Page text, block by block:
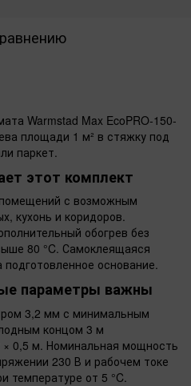
Warmstad Max EcoPRO-150-
площади 1 м² в стяжку под
паркет.
этот комплект
с возможным
кухонь и коридоров.
обогрев без
80 °C. Самоклеящаяся
основание.
параметры важны
3,2 мм с минимальным
концом 3 м
0,5 м. Номинальная мощность
230 В и рабочем токе
температуре от 5 °C.